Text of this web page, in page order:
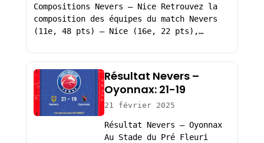
Compositions Nevers – Nice Retrouvez la
composition des équipes du match Nevers
(11e, 48 pts) – Nice (16e, 22 pts),…
Résultat Nevers –
Oyonnax: 21-19
21 février 2025
Résultat Nevers – Oyonnax
Au Stade du Pré Fleuri